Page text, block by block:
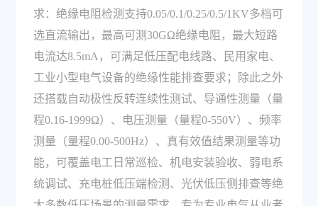
求：绝缘电阻检测支持0.05/0.1/0.25/0.5/1KV多档可
选直流输出，最高可测30GΩ绝缘电阻，最大短路
电流达8.5mA，可满足低压配电线路、民用家电、
工业小型电气设备的绝缘性能排查要求；除此之外
还搭载自动极性反转连续性测试、导通性测量（量
程0.16-1999Ω）、电压测量（量程0-550V）、频率
测量（量程0.00-500Hz）、真有效值结果测量等功
能，可覆盖电工日常巡检、机电安装验收、弱电系
统调试、充电桩低压端检测、光伏低压侧排查等绝